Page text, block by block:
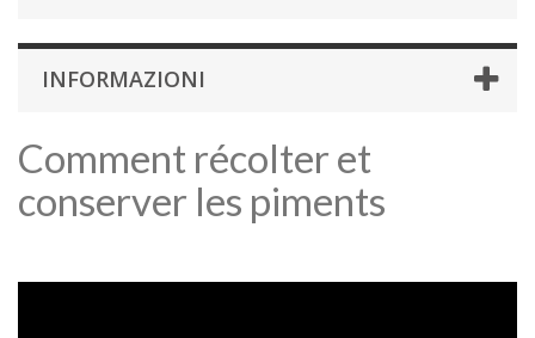
INFORMAZIONI
Comment récolter et
conserver les piments